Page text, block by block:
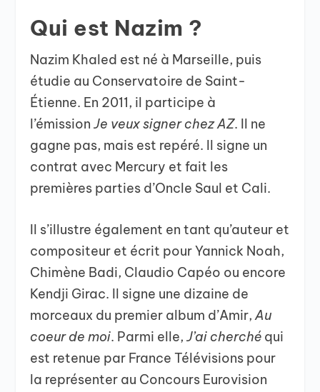
Qui est Nazim ?
Nazim Khaled est né à Marseille, puis
étudie au Conservatoire de Saint-
Étienne. En 2011, il participe à
l’émissionJe veux signer chez AZ. Il ne
gagne pas, mais est repéré. Il signe un
contrat avec Mercury et fait les
premières parties d’Oncle Saul et Cali.
Il s’illustre également en tant qu’auteur et
compositeur et écrit pour Yannick Noah,
Chimène Badi, Claudio Capéo ou encore
Kendji Girac. Il signe une dizaine de
morceaux du premier album d’Amir,Au
coeur de moi. Parmi elle,J’ai cherché qui
est retenue par France Télévisions pour
la représenter au Concours Eurovision